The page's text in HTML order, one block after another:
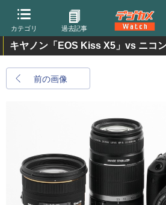
カテゴリ 過去記事
キヤノン「EOS Kiss X5」vs ニコン
前の画像